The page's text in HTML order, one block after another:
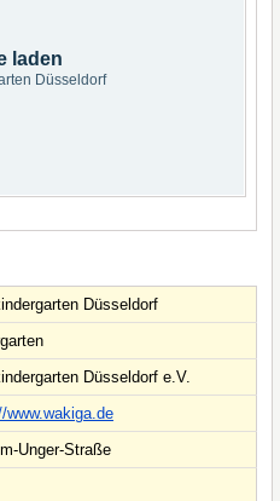
laden
Düsseldorf
Düsseldorf
Düsseldorf e.V.
www.wakiga.de
Unger-Straße